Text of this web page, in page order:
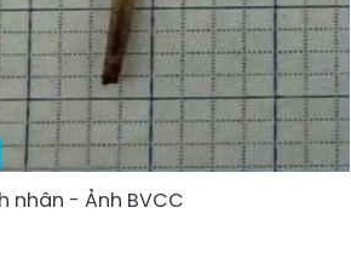
nhân - Ảnh BVCC